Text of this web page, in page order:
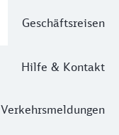
Geschäftsreisen
Hilfe & Kontakt
Verkehrsmeldungen